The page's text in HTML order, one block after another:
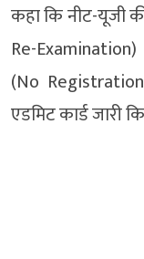
कहा कि नीट-यूजी
Re-
(No
एडमिट कार्ड जारी